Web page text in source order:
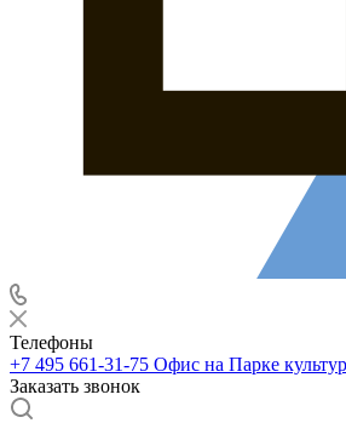
Телефоны
+7 495 661-31-75 Офис на Парке
Заказать звонок